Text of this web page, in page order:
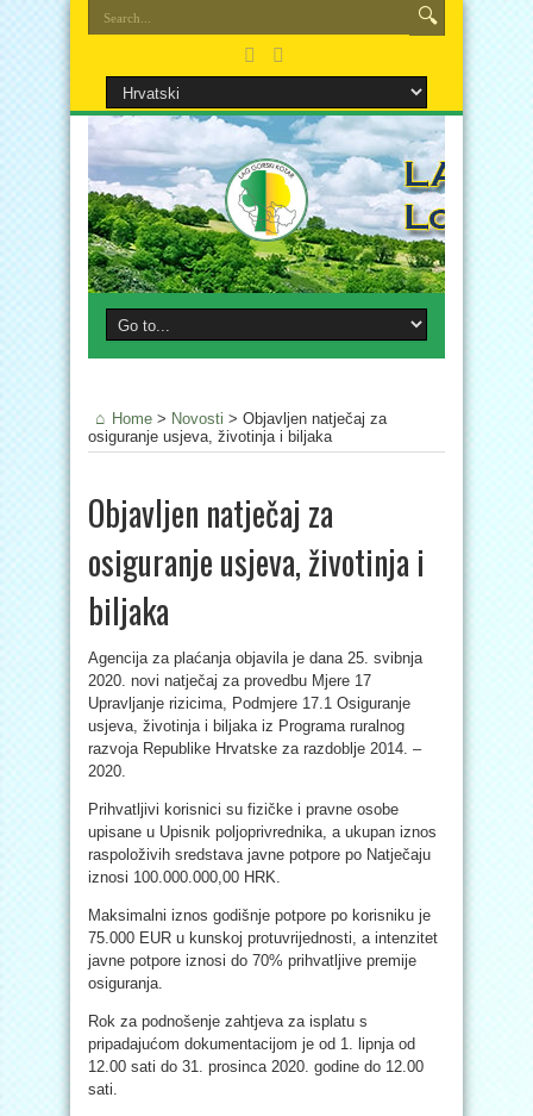
Home > Novosti > Objavljen natječaj za
osiguranje usjeva, životinja i biljaka
Objavljen natječaj za
osiguranje usjeva, životinja i
biljaka
Agencija za plaćanja objavila je dana 25. svibnja
2020. novi natječaj za provedbu Mjere 17
Upravljanje rizicima, Podmjere 17.1 Osiguranje
usjeva, životinja i biljaka iz Programa ruralnog
razvoja Republike Hrvatske za razdoblje 2014. –
2020.
Prihvatljivi korisnici su fizičke i pravne osobe
upisane u Upisnik poljoprivrednika, a ukupan iznos
raspoloživih sredstava javne potpore po Natječaju
iznosi 100.000.000,00 HRK.
Maksimalni iznos godišnje potpore po korisniku je
75.000 EUR u kunskoj protuvrijednosti, a intenzitet
javne potpore iznosi do 70% prihvatljive premije
osiguranja.
Rok za podnošenje zahtjeva za isplatu s
pripadajućom dokumentacijom je od 1. lipnja od
12.00 sati do 31. prosinca 2020. godine do 12.00
sati.